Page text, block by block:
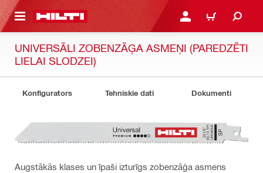
SATURU PIESLĒGTIES VAI
IEPIRKŠANĀS
UNIVERSĀLI ZOBENZĀĢA ASMEŅI (PAREDZĒTI
LIELAI SLODZEI)
Konfigurators Tehniskie dati Dokumenti
Augstākās klases un īpaši izturīgs zobenzāģa asmens